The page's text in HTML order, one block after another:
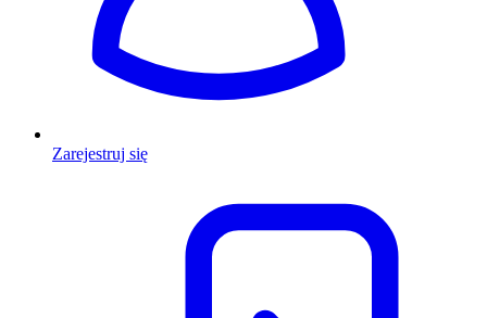
Zarejestruj się